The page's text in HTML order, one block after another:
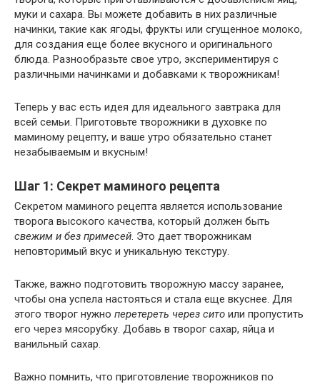
муки и сахара. Вы можете добавить в них различные
начинки, такие как ягоды, фрукты или сгущенное молоко,
для создания еще более вкусного и оригинального
блюда. Разнообразьте свое утро, экспериментируя с
различными начинками и добавками к творожникам!
Теперь у вас есть идея для идеального завтрака для
всей семьи. Приготовьте творожники в духовке по
маминому рецепту, и ваше утро обязательно станет
незабываемым и вкусным!
Шаг 1: Секрет маминого рецепта
Секретом маминого рецепта является использование
творога высокого качества, который должен быть
свежим и без примесей. Это дает творожникам
неповторимый вкус и уникальную текстуру.
Также, важно подготовить творожную массу заранее,
чтобы она успела настояться и стала еще вкуснее. Для
этого творог нужно перетереть через сито или пропустить
его через мясорубку. Добавь в творог сахар, яйца и
ванильный сахар.
Важно помнить, что приготовление творожников по